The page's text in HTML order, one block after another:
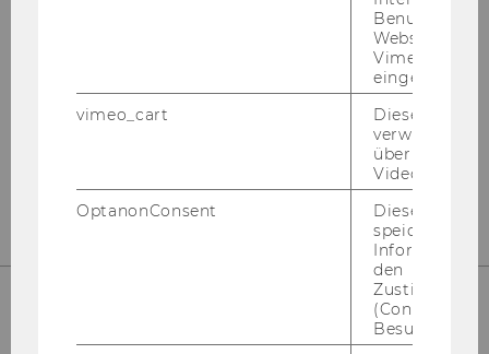
Websites, auf
Vimeo-Video
eingebettet
vimeo_cart
Dieses
verwendet,
überprüfen,
Video
OptanonConsent
Dieses Cookie
speichert
den
(Consent)
Besuchers.